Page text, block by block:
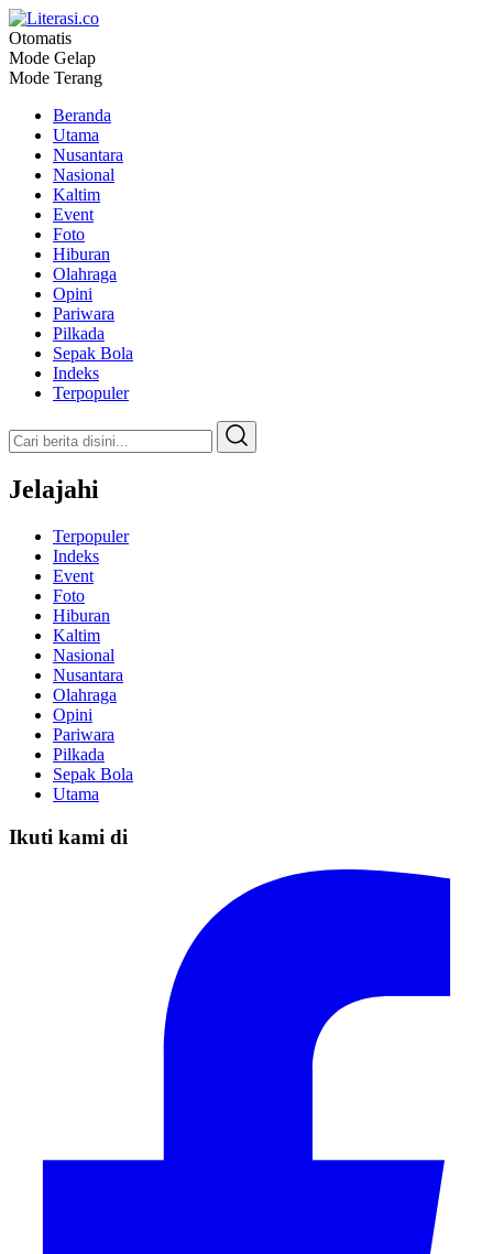
Literasi.co
Pilar Informasi
Otomatis
Mode Gelap
Mode Terang
Beranda
Utama
Nusantara
Nasional
Kaltim
Event
Foto
Hiburan
Olahraga
Opini
Pariwara
Pilkada
Sepak Bola
Indeks
Terpopuler
Jelajahi
Terpopuler
Indeks
Event
Foto
Hiburan
Kaltim
Nasional
Nusantara
Olahraga
Opini
Pariwara
Pilkada
Sepak Bola
Utama
Ikuti kami di